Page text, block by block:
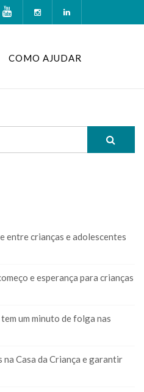
COMO AJUDAR
entre crianças e adolescentes
e esperança para crianças
um minuto de folga nas
Casa da Criança e garantir